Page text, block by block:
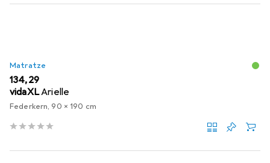
Matratze
EUR
134,29
vidaXLArielle
Federkern, 90 x 190 cm